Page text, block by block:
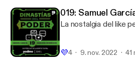
019: Samuel
La nostalgia del like
💜4 9. nov. 2022 41